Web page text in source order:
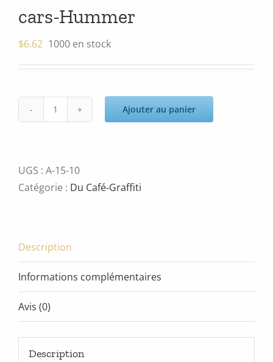
cars-Hummer
$6.62 1000 en stock
quantité
Hummer
Ajouter au panier
UGS : A-15-10
Catégorie : Du Café-Graffiti
Description
Informations complémentaires
Avis (0)
Description